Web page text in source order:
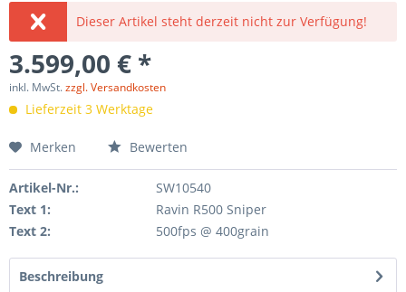
Dieser Artikel steht derzeit nicht zur Verfügung!
3.599,00 € *
inkl. MwSt.zzgl. Versandkosten
Lieferzeit 3 Werktage
Merken Bewerten
Artikel-Nr.:
SW10540
Text 1:
Ravin R500 Sniper
Text 2:
500fps @ 400grain
Beschreibung